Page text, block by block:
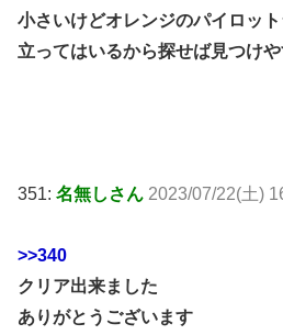
小さいけどオレンジのパイロッ
立ってはいるから探せば見つけ
351: 名無しさん 2023/07/22(土)
>>340
クリア出来ました
ありがとうございます